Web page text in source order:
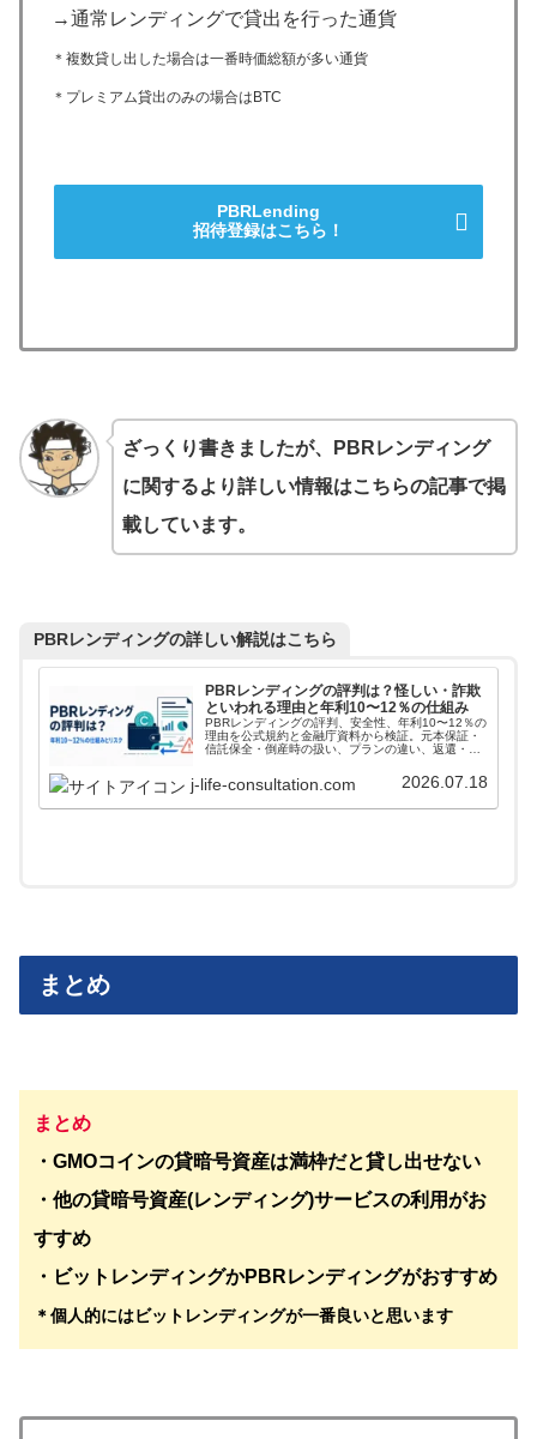
→通常レンディングで貸出を行った通貨
＊複数貸し出した場合は一番時価総額が多い通貨
＊プレミアム貸出のみの場合はBTC
PBRLending
招待登録はこちら！
ざっくり書きましたが、PBRレンディング
に関するより詳しい情報はこちらの記事で掲
載しています。
PBRレンディングの詳しい解説はこちら
PBRレンディングの評判は？怪しい・詐欺
といわれる理由と年利10〜12％の仕組み
PBRレンディングの評判、安全性、年利10〜12％の
理由を公式規約と金融庁資料から検証。元本保証・
信託保全・倒産時の扱い、プランの違い、返還・送
j-life-consultation.com 2026.07.18
まとめ
まとめ
・GMOコインの貸暗号資産は満枠だと貸し出せない
・他の貸暗号資産(レンディング)サービスの利用がお
すすめ
・ビットレンディングかPBRレンディングがおすすめ
＊個人的にはビットレンディングが一番良いと思います